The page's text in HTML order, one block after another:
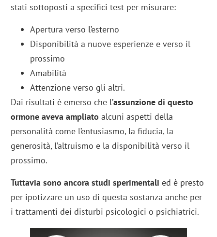
stati sottoposti a specifici test per misurare:
Apertura verso l’esterno
Disponibilità a nuove esperienze e verso il
prossimo
Amabilità
Attenzione verso gli altri.
Dai risultati è emerso che l’assunzione di questo
ormone aveva ampliato alcuni aspetti della
personalità come l’entusiasmo, la fiducia, la
generosità, l’altruismo e la disponibilità verso il
prossimo.
Tuttavia sono ancora studi sperimentali ed è presto
per ipotizzare un uso di questa sostanza anche per
i trattamenti dei disturbi psicologici o psichiatrici.